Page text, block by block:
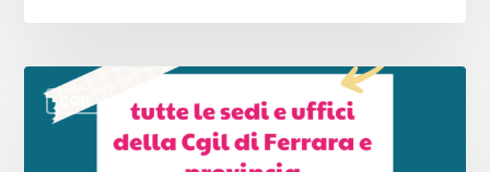
CGIL
Chiusure
sedi